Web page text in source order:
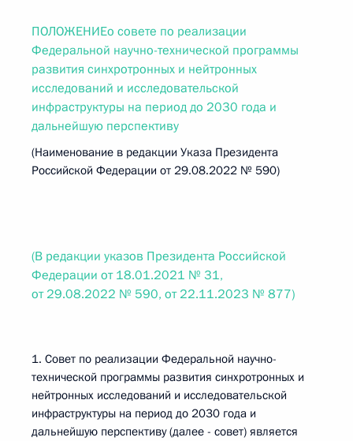
ПОЛОЖЕНИЕо совете по реализации
Федеральной научно-технической программы
развития синхротронных и нейтронных
исследований и исследовательской
инфраструктуры на период до 2030 года и
дальнейшую перспективу
(Наименование в редакции Указа Президента
Российской Федерации от 29.08.2022 № 590)
(В редакции указов Президента Российской
Федерации от 18.01.2021 № 31,
от 29.08.2022 № 590, от 22.11.2023 № 877)
1. Совет по реализации Федеральной научно-
технической программы развития синхротронных и
нейтронных исследований и исследовательской
инфраструктуры на период до 2030 года и
дальнейшую перспективу (далее - совет) является